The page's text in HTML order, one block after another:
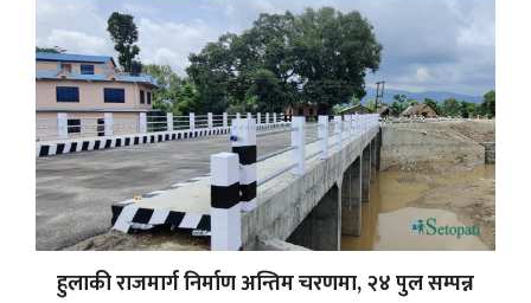
हुलाकी राजमार्ग निर्माण अन्तिम चरणमा, २४ पुल सम्पन्न